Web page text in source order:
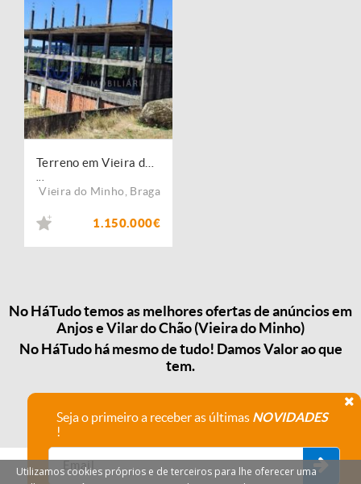
Vieira do Minho Braga
1.150.000€
No HáTudo temos as melhores ofertas de anúncios em
Anjos e Vilar do Chão (Vieira do Minho)
No HáTudo há mesmo de tudo! Damos Valor ao que
tem.
Seja o primeiro a receber as últimas NOVIDADES
!
Utilizamos cookies próprios e de terceiros para lhe oferecer uma